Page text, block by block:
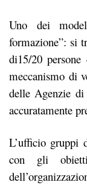
Uno dei
formazione”: si
di15/20 persone
meccanismo di
delle Agenzie
accuratamente
L’ufficio gruppi
con gli